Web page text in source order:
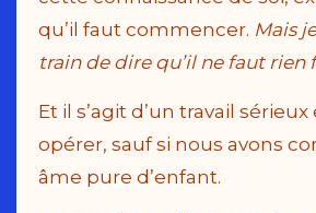
qu’il faut commencer. Mais
train de dire qu’il ne faut rien
Et il s’agit d’un travail
opérer, sauf si nous avons
âme pure d’enfant.